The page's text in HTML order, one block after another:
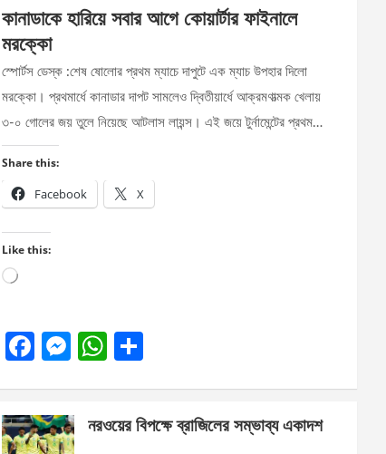
কানাডাকে হারিয়ে সবার আগে কোয়ার্টার ফাইনালে
মরক্কো
স্পোর্টস ডেস্ক :শেষ ষোলোর প্রথম ম্যাচে দাপুটে এক ম্যাচ উপহার দিলো
মরক্কো। প্রথমার্ধে কানাডার দাপট সামলেও দ্বিতীয়ার্ধে আক্রমণাত্মক খেলায়
৩-০ গোলের জয় তুলে নিয়েছে আটলাস লায়ন্স। এই জয়ে টুর্নামেন্টের প্রথম…
Share this:
Facebook X
Like this:
Loading…
F
b
M
n
W
s
e
নরওয়ের বিপক্ষে ব্রাজিলের সম্ভাব্য একাদশ